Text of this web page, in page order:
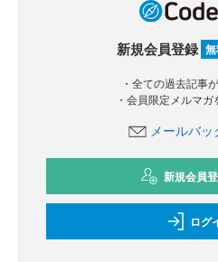
新規会員登録
・全ての過去記事
・会員限定メルマ
メールバ
新規会員
ログ